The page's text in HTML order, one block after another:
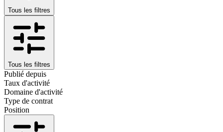
Tous les filtres
Tous les filtres
Publié depuis
Taux d'activité
Domaine d'activité
Type de contrat
Position